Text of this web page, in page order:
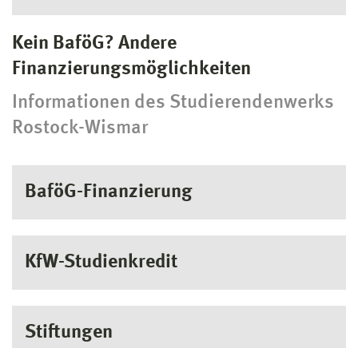
Kein BaföG? Andere
Finanzierungsmöglichkeiten
Informationen des Studierendenwerks
Rostock-Wismar
BaföG-Finanzierung
KfW-Studienkredit
Stiftungen